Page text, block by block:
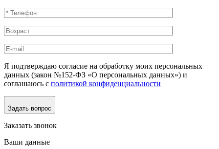
Я подтверждаю согласие на обработку моих персональных
данных (закон №152-ФЗ «О персональных данных») и
соглашаюсь с политикой конфиденциальности
Задать вопрос
Заказать звонок
Ваши данные